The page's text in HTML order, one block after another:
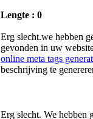
Lengte : 0
Erg slecht.we hebben
gevonden in uw
online meta tags
beschrijving te
Erg slecht. We hebben